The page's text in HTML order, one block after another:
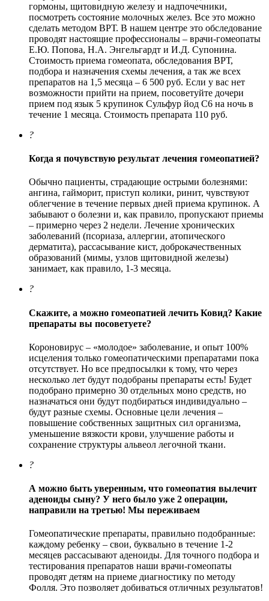
гормоны, щитовидную железу и надпочечники,
посмотреть состояние молочных желез. Все это можно
сделать методом ВРТ. В нашем центре это обследование
проводят настоящие профессионалы – врачи-гомеопаты
Е.Ю. Попова, Н.А. Энгельгардт и И.Д. Супонина.
Стоимость приема гомеопата, обследования ВРТ,
подбора и назначения схемы лечения, а так же всех
препаратов на 1,5 месяца – 6 500 руб. Если у вас нет
возможности прийти на прием, посоветуйте дочери
прием под язык 5 крупинок Сульфур йод С6 на ночь в
течение 1 месяца. Стоимость препарата 110 руб.
?
Когда я почувствую результат лечения гомеопатией?
Обычно пациенты, страдающие острыми болезнями:
ангина, гайморит, приступ колики, ринит, чувствуют
облегчение в течение первых дней приема крупинок. А
забывают о болезни и, как правило, пропускают приемы
– примерно через 2 недели. Лечение хронических
заболеваний (псориаза, аллергии, атопического
дерматита), рассасывание кист, доброкачественных
образований (мимы, узлов щитовидной железы)
занимает, как правило, 1-3 месяца.
?
Скажите, а можно гомеопатией лечить Ковид? Какие
препараты вы посоветуете?
Короновирус – «молодое» заболевание, и опыт 100%
исцеления только гомеопатическими препаратами пока
отсутствует. Но все предпосылки к тому, что через
несколько лет будут подобраны препараты есть! Будет
подобрано примерно 30 отдельных моно средств, но
назначаться они будут подбираться индивидуально –
будут разные схемы. Основные цели лечения –
повышение собственных защитных сил организма,
уменьшение вязкости крови, улучшение работы и
сохранение структуры альвеол легочной ткани.
?
А можно быть уверенным, что гомеопатия вылечит
аденоиды сыну? У него было уже 2 операции,
направили на третью! Мы переживаем
Гомеопатические препараты, правильно подобранные:
каждому ребенку – свои, буквально в течение 1-2
месяцев рассасывают аденоиды. Для точного подбора и
тестирования препаратов наши врачи-гомеопаты
проводят детям на приеме диагностику по методу
Фолля. Это позволяет добиваться отличных результатов!